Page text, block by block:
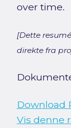
over time.
[Dette
direkte fra
Download
Vis denne